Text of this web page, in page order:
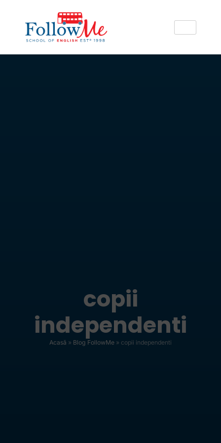
copii
independenti
Acasă » Blog FollowMe » copii independenti